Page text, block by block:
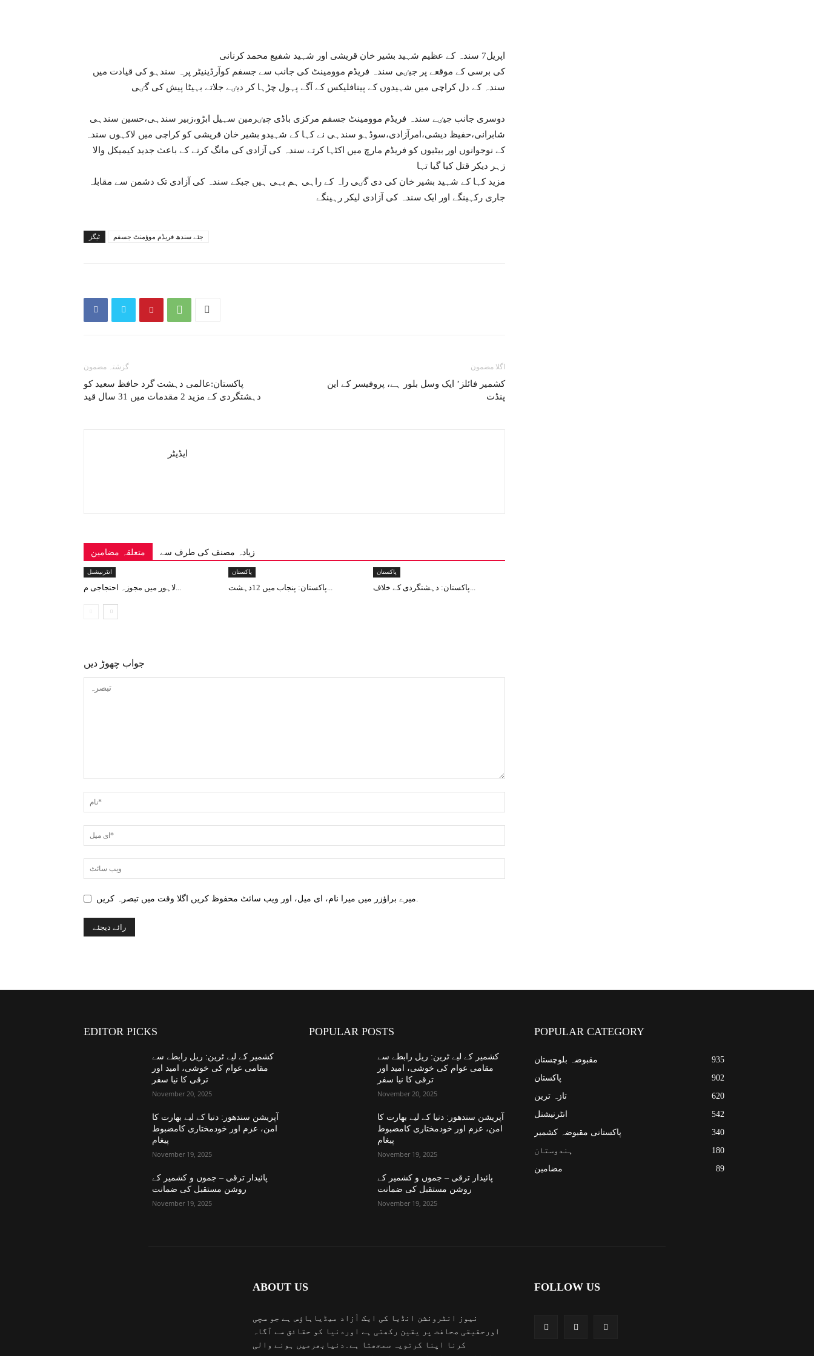
اپریل7 سندہ کے عظیم شہید بشیر خان قریشی اور شہید شفیع محمد کرنانی
کی برسی کے موقعے پر جیٸی سندہ فریڈم موومینٹ کی جانب سے جسفم کوآرڈینیٹر پرہ سندہو کی قیادت میں
سندہ کے دل کراچی میں شہیدوں کے پینافلیکس کے آگے پہول چڑہا کر دیٸے جلاتے بہیٹا پیش کی گٸی
دوسری جانب جیٸے سندہ فریڈم موومینٹ جسفم مرکزی باڈی چیٸرمین سہیل ابڑو،زبیر سندہی،حسین سندہی
شابرانی،حفیظ دیشی،امرآزادی،سوڈہو سندہی نے کہا کے شہیدو بشیر خان قریشی کو کراچی میں لاکہوں سندہ
کے نوجوانوں اور بیٹیوں کو فریڈم مارچ میں اکٹہا کرتے سندہ کی آزادی کی مانگ کرنے کے باعث جدید کیمیکل والا
زہر دیکر قتل کیا گیا تہا
مزید کہا کے شہید بشیر خان کی دی گٸی راہ کے راہی ہم بہی ہیں جبکے سندہ کی آزادی تک دشمن سے مقابلہ
جاری رکہینگے اور ایک سندہ کی آزادی لیکر رہینگے
ٹیگز جئے سندھ فریڈم موؤمنٹ جسفم
گزشتہ مضمون
پاکستان:عالمی دہشت گرد حافظ سعید کو
دہشتگردی کے مزید 2 مقدمات میں 31 سال قید
اگلا مضمون
کشمیر فائلز’ ایک وسل بلور ہے، پروفیسر کے این
پنڈت
ایڈیٹر
متعلقہ مضامین زیادہ مصنف کی طرف سے
انٹرنیشنل
لاہور میں مجوزہ احتجاجی م...
پاکستان
پاکستان: پنجاب میں 12دہشت...
پاکستان
پاکستان: دہشتگردی کے خلاف...
جواب چھوڑ دیں
میرے براؤزر میں میرا نام، ای میل، اور ویب سائٹ محفوظ کریں اگلا وقت میں تبصرہ کریں.
EDITOR PICKS
کشمیر کے لیے ٹرین: ریل رابطے سے
مقامی عوام کی خوشی، امید اور
ترقی کا نیا سفر
November 20, 2025
آپریشن سندھور: دنیا کے لیے بھارت کا
امن، عزم اور خودمختاری کامضبوط
پیغام
November 19, 2025
پائیدار ترقی – جموں و کشمیر کے
روشن مستقبل کی ضمانت
November 19, 2025
POPULAR POSTS
کشمیر کے لیے ٹرین: ریل رابطے سے
مقامی عوام کی خوشی، امید اور
ترقی کا نیا سفر
November 20, 2025
آپریشن سندھور: دنیا کے لیے بھارت کا
امن، عزم اور خودمختاری کامضبوط
پیغام
November 19, 2025
پائیدار ترقی – جموں و کشمیر کے
روشن مستقبل کی ضمانت
November 19, 2025
POPULAR CATEGORY
مقبوضہ بلوچستان
935
پاکستان
902
تازہ ترین
620
انٹرنیشنل
542
پاکستانی مقبوضہ کشمیر
340
ہندوستان
180
مضامین
89
ABOUT US
نیوز انٹرونشن انڈیا کی ایک آزاد میڈیاہاؤس ہے جو سچی
اورحقیقی صحافت پر یقین رکھتی ہے اوردنیا کو حقائق سے آگاہ
کرنا اپنا کرتویہ سمجھتا ہے۔دنیابھرمیں ہونے والی
FOLLOW US